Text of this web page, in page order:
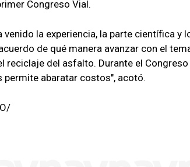
Congreso Vial.
venido la experiencia, la parte científica y
de qué manera avanzar con el
reciclaje del asfalto. Durante el
permite abaratar costos", acotó.